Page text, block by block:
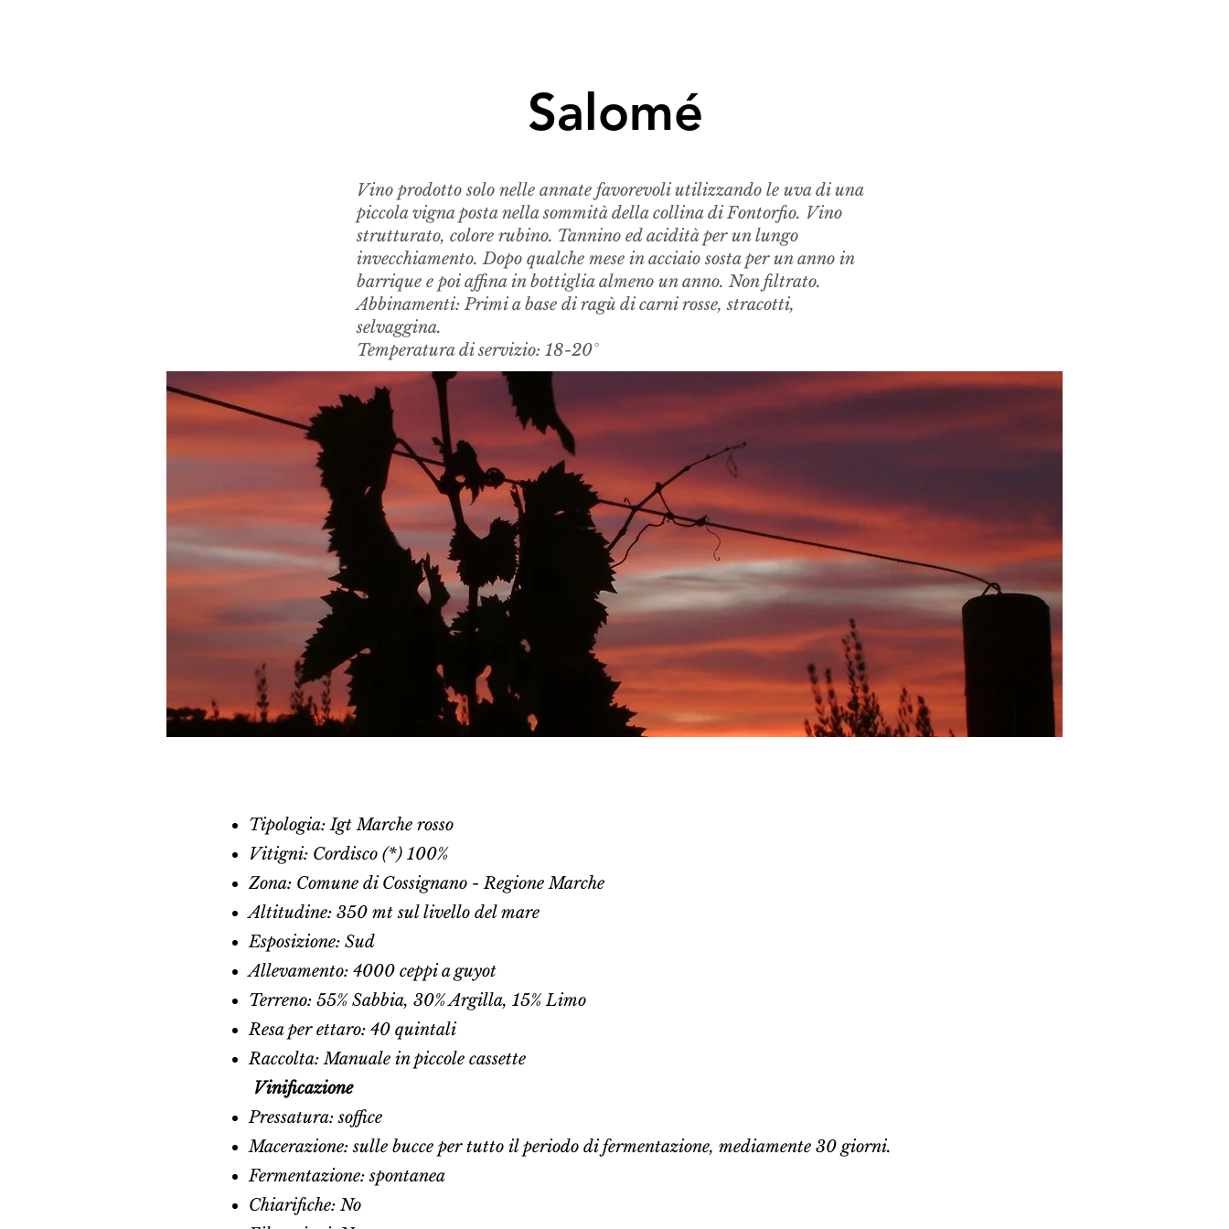
Salomé
Vino prodotto solo nelle annate favorevoli utilizzando le uva di una
piccola vigna posta nella sommità della collina di Fontorfio. Vino
strutturato, colore rubino. Tannino ed acidità per un lungo
invecchiamento. Dopo qualche mese in acciaio sosta per un anno in
barrique e poi affina in bottiglia almeno un anno. Non filtrato.
Abbinamenti: Primi a base di ragù di carni rosse, stracotti,
selvaggina.
Temperatura di servizio: 18-20°
Tipologia: Igt Marche rosso
Vitigni: Cordisco (*) 100%
Zona: Comune di Cossignano - Regione Marche
Altitudine: 350 mt sul livello del mare
Esposizione: Sud
Allevamento: 4000 ceppi a guyot
Terreno: 55% Sabbia, 30% Argilla, 15% Limo
Resa per ettaro: 40 quintali
Raccolta: Manuale in piccole cassette
Vinificazione
Pressatura: soffice
Macerazione: sulle bucce per tutto il periodo di fermentazione, mediamente 30 giorni.
Fermentazione: spontanea
Chiarifiche: No